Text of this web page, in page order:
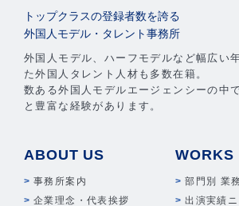
トップクラスの登録者数を誇る
外国人モデル・タレント事務所
外国人モデル、ハーフモデルなど幅広い
た外国人タレント人材も多数在籍。
数ある外国人モデルエージェンシーの中
と豊富な経験があります。
ABOUT US
事務所案内
企業理念・代表挨拶
WORKS
部門別 業
出演実績